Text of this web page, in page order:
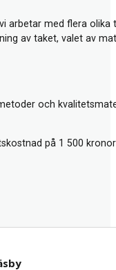
arbetar med flera
av taket, valet av
och
på 1 500